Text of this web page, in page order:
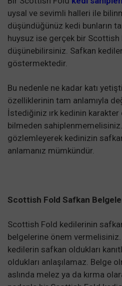
uysal ve sevimli halleri ile
düşündüğünüz kedi bunların
huysuz ise gerçek bir Scottish
düşünebilirsiniz. Safkan
göstermektedir.
Bu nedenle ne kadar katı
özelliklerinin tam anlamıyla
İstediğiniz ırk kedinin
bilmeden
gözlemleyerek kedinizin
anlamanız mümkündür.
Scottish Fold Safkan
Scottish Fold kedilerinin
belgelerine önem
kedilerin safkan oldukları
oldukları anlaşılamaz. Belge
aslında melez ya da kırma